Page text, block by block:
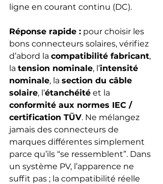
ligne en courant continu (DC).
Réponse rapide : pour choisir les
bons connecteurs solaires, vérifiez
d’abord la compatibilité fabricant,
la tension nominale, l’intensité
nominale, la section du câble
solaire, l’étanchéité et la
conformité aux normes IEC /
certification TÜV. Ne mélangez
jamais des connecteurs de
marques différentes simplement
parce qu’ils “se ressemblent”. Dans
un système PV, l’apparence ne
suffit pas ; la compatibilité réelle